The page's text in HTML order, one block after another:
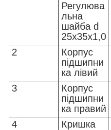
Регулюва
льна
шайба d
25x35x1,0
2
Корпус
підшипни
ка лівий
3
Корпус
підшипни
ка правий
4
Кришка